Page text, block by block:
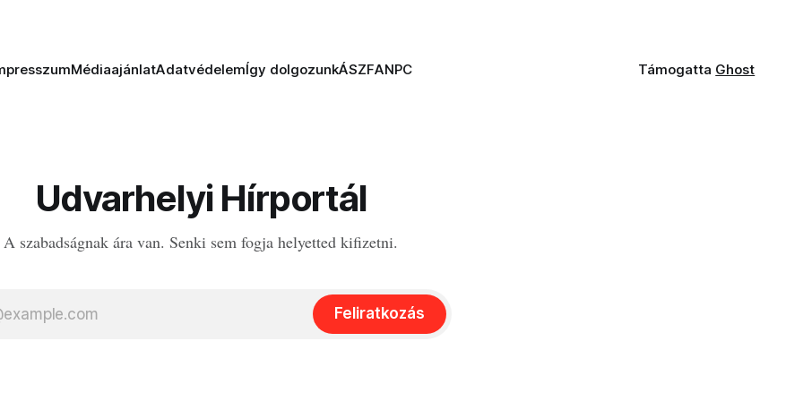
MédiaajánlatAdatvédelemÍgy dolgozunkÁSZFANPC Támogatta Ghost
Udvarhelyi Hírportál
A szabadságnak ára van. Senki sem fogja helyetted kifizetni.
Feliratkozás